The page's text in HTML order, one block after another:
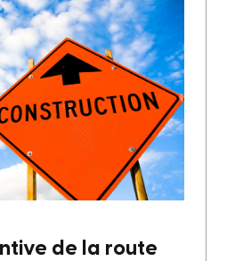
de la route